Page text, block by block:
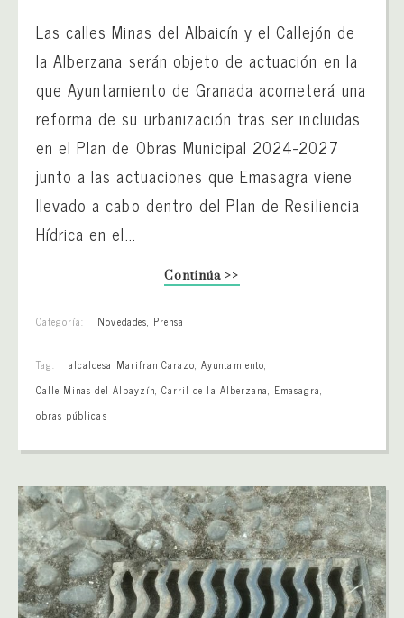
Las calles Minas del Albaicín y el Callejón de
la Alberzana serán objeto de actuación en la
que Ayuntamiento de Granada acometerá una
reforma de su urbanización tras ser incluidas
en el Plan de Obras Municipal 2024-2027
junto a las actuaciones que Emasagra viene
llevado a cabo dentro del Plan de Resiliencia
Hídrica en el...
Continúa >>
Categoría: Novedades, Prensa
Tag: alcaldesa Marifran Carazo,Ayuntamiento,
Calle Minas del Albayzín,Carril de la Alberzana, Emasagra,
obras públicas